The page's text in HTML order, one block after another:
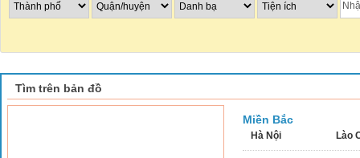
Tìm trên bản đồ
Miền Bắc
Hà Nội Lào